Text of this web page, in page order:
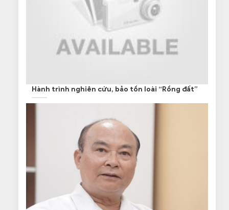
Hành trình nghiên cứu, bảo tồn loài “Rồng đất”